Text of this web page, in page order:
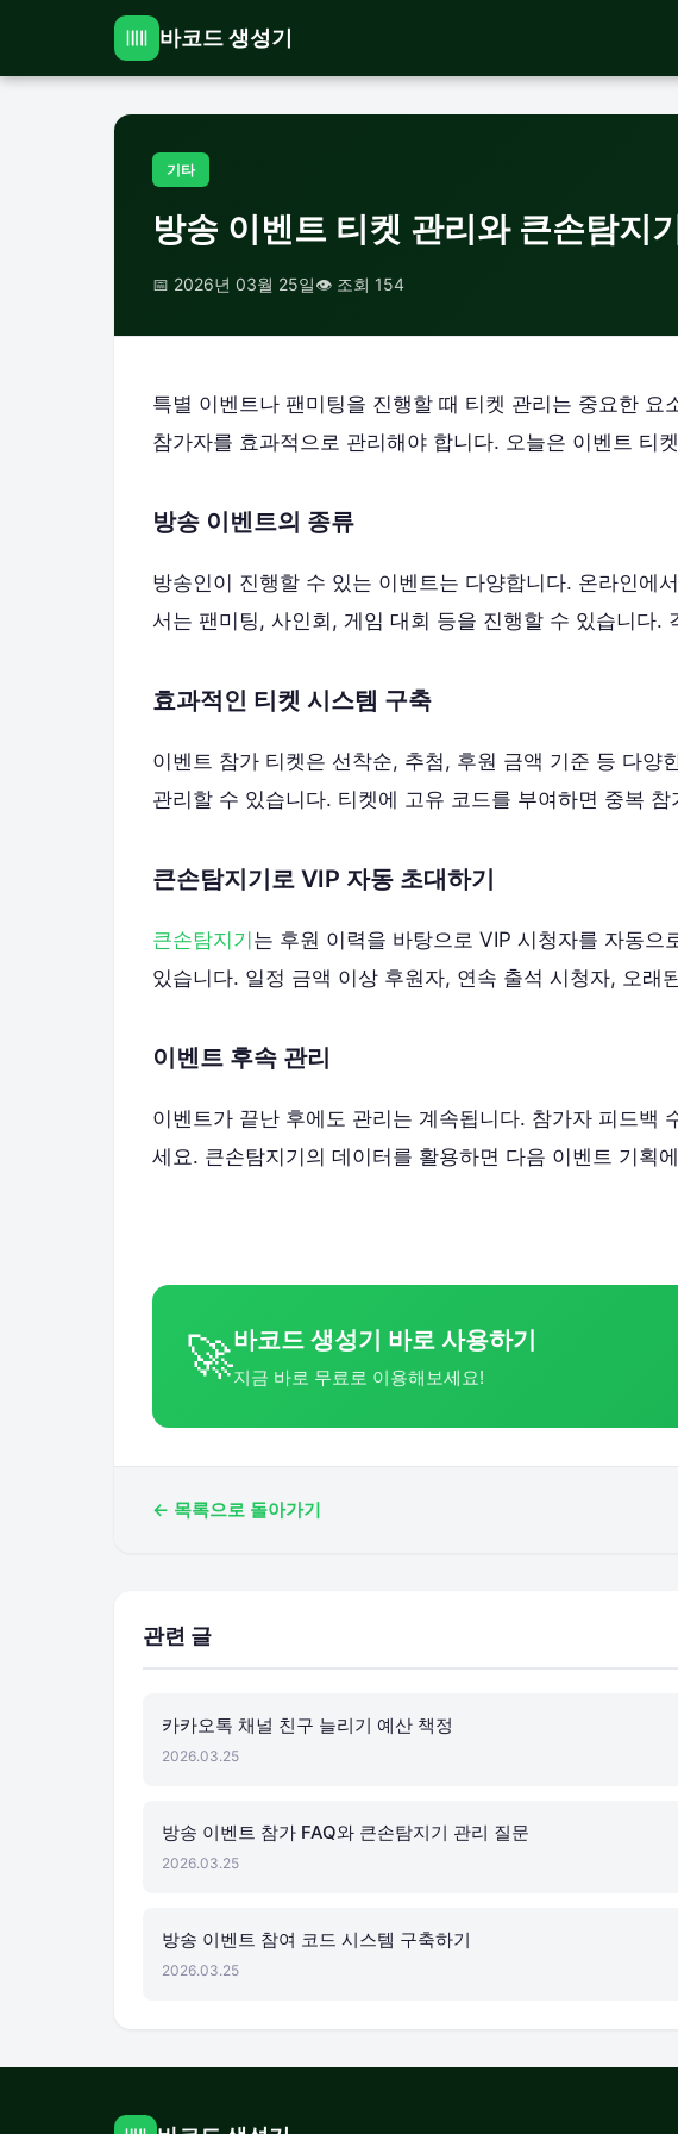
바코드 생성기
기타
방송 이벤트 티켓 관리와 큰손탐지
📅 2026년 03월 25일👁️ 조회 154
특별 이벤트나 팬미팅을 진행할 때 티켓 관리는 중요한
참가자를 효과적으로 관리해야 합니다. 오늘은 이벤트 티
방송 이벤트의 종류
방송인이 진행할 수 있는 이벤트는 다양합니다. 온라인에
서는 팬미팅, 사인회, 게임 대회 등을 진행할 수 있습니다
효과적인 티켓 시스템 구축
이벤트 참가 티켓은 선착순, 추첨, 후원 금액 기준 등 다양
관리할 수 있습니다. 티켓에 고유 코드를 부여하면 중복
큰손탐지기로 VIP 자동 초대하기
큰손탐지기 는 후원 이력을 바탕으로 VIP 시청자를 자동
있습니다. 일정 금액 이상 후원자, 연속 출석 시청자, 오
이벤트 후속 관리
이벤트가 끝난 후에도 관리는 계속됩니다. 참가자 피드백
세요. 큰손탐지기의 데이터를 활용하면 다음 이벤트 기획
🚀바코드 생성기 바로 사용하기
지금 바로 무료로 이용해보세요!
← 목록으로 돌아가기
관련 글
카카오톡 채널 친구 늘리기 예산 책정
2026.03.25
방송 이벤트 참가 FAQ와 큰손탐지기 관리 질문
2026.03.25
방송 이벤트 참여 코드 시스템 구축하기
2026.03.25